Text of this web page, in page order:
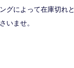
グによって在庫切れ
いませ。